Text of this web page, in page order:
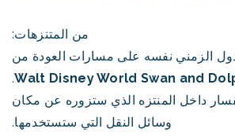
من المتنزهات:
الزمني نفسه على مسارات العودة من
Walt Disney World Swan and
.
داخل المنتزه الذي ستزوره عن مكان
وسائل النقل التي ستستخدمها.